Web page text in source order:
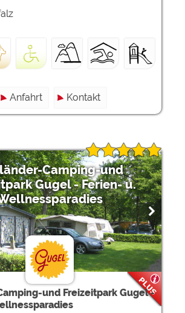
Anfahrt Kontakt
Camping-und
Gugel - Ferien- u.
und Freizeitpark Gugel -